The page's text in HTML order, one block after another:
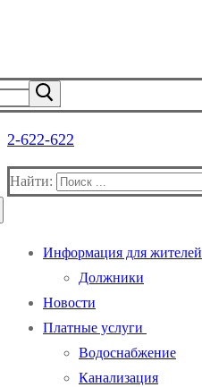
2-622-622
Найти:
Информация для жителей
Должники
Новости
Платные услуги
Водоснабжение
Канализация